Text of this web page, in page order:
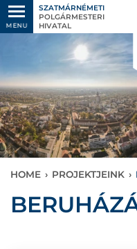
MENU
SZATMÁRNÉMETI
POLGÁRMESTERI
HIVATAL
HOME › PROJEKTJEINK ›